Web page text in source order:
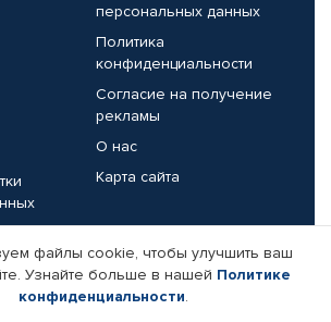
персональных данных
Политика
конфиденциальности
Согласие на получение
рекламы
О нас
Карта сайта
Реквизиты компании
файлы cookie, чтобы улучшить ваш
Узнайте больше в нашей Политике
конфиденциальности.